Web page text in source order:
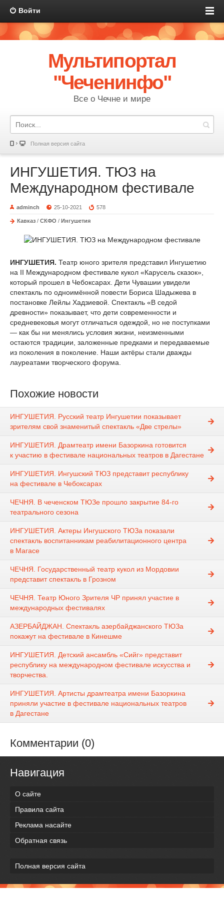
Войти
Мультипортал
"Чеченинфо"
Все о Чечне и мире
Полная версия сайта
ИНГУШЕТИЯ. ТЮЗ на
Международном фестивале
adminch 25-10-2021 578
Кавказ / СКФО / Ингушетия
ИНГУШЕТИЯ. Театр юного зрителя представил Ингушетию
на II Международном фестивале кукол «Карусель сказок»,
который прошел в Чебоксарах. Дети Чувашии увидели
спектакль по одноимённой повести Бориса Шадыжева в
постановке Лейлы Хадзиевой. Спектакль «В седой
древности» показывает, что дети современности и
средневековья могут отличаться одеждой, но не поступками
— как бы ни менялись условия жизни, неизменными
остаются традиции, заложенные предками и передаваемые
из поколения в поколение. Наши актёры стали дважды
лауреатами творческого форума.
Похожие новости
ИНГУШЕТИЯ. Русский театр Ингушетии показывает
зрителям свой знаменитый спектакль «Две стрелы»
ИНГУШЕТИЯ. Драмтеатр имени Базоркина готовится
к участию в фестивале национальных театров в Дагестане
ИНГУШЕТИЯ. Ингушский ТЮЗ представит республику
на фестивале в Чебоксарах
ЧЕЧНЯ. В чеченском ТЮЗе прошло закрытие 84-го
театрального сезона
ИНГУШЕТИЯ. Актеры Ингушского ТЮЗа показали
спектакль воспитанникам реабилитационного центра
в Магасе
ЧЕЧНЯ. Государственный театр кукол из Мордовии
представит спектакль в Грозном
ЧЕЧНЯ. Театр Юного Зрителя ЧР принял участие в
международных фестивалях
АЗЕРБАЙДЖАН. Спектакль азербайджанского ТЮЗа
покажут на фестивале в Кинешме
ИНГУШЕТИЯ. Детский ансамбль «Сийг» представит
республику на международном фестивале искусства и
творчества.
ИНГУШЕТИЯ. Артисты драмтеатра имени Базоркина
приняли участие в фестивале национальных театров
в Дагестане
Комментарии (0)
Навигация
О сайте
Правила сайта
Реклама насайте
Обратная связь
Полная версия сайта